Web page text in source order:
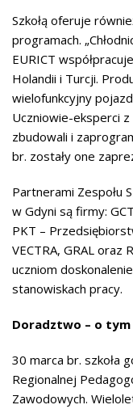
Szkołą oferuje
programach.
EURICT
Holandii i Turcji.
wielofunkcyjny
Uczniowie-eksperci
zbudowali i
br. zostały one
Partnerami Zespołu
w Gdyni są firmy:
PKT –
VECTRA, GRAL oraz
uczniom
stanowiskach pracy.
Doradztwo – o tym
30 marca br. szkoła
Regionalnej
Zawodowych.